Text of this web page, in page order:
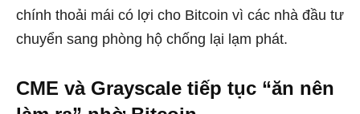
chính thoải mái có lợi cho Bitcoin vì các nhà đầu tư
chuyển sang phòng hộ chống lại lạm phát.
CME và Grayscale tiếp tục “ăn nên